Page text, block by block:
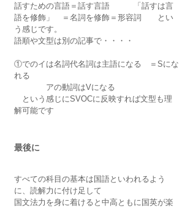
話すための言語＝話す言語　　　「話すは言
語を修飾」　＝名詞を修飾＝形容詞　　とい
う感じです。
語順や文型は別の記事で・・・・
①でのイは名詞代名詞は主語になる　＝Sにな
れる
アの動詞はVになる
という感じにSVOCに反映すれば文型も理
解可能です
最後に
すべての科目の基本は国語といわれるよう
に、読解力に付け足して
国文法力を身に着けると中高ともに国英が楽